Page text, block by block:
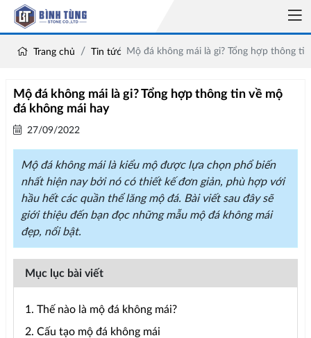
Trang chủ Tin tức Mộ đá không mái là gi? Tổng hợp thông
Mộ đá không mái là gi? Tổng hợp thông tin về mộ
đá không mái hay
27/09/2022
Mộ đá không mái là kiểu mộ được lựa chọn phổ biến
nhất hiện nay bởi nó có thiết kế đơn giản, phù hợp với
hầu hết các quần thể lăng mộ đá. Bài viết sau đây sẽ
giới thiệu đến bạn đọc những mẫu mộ đá không mái
đẹp, nổi bật.
Mục lục bài viết
1. Thế nào là mộ đá không mái?
2. Cấu tạo mộ đá không mái